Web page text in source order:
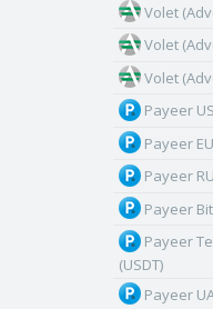
Volet
Volet
Volet
Payeer
Payeer
Payeer
Payeer
Payeer
(USDT)
Payeer